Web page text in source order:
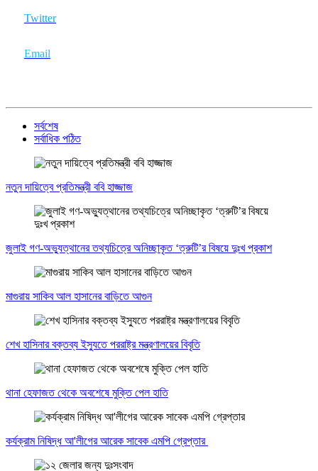
Twitter
Email
সর্বশেষ
সর্বাধিক পঠিত
নতুন দায়িত্বে প্রতিমন্ত্রী ববি হাজ্জাজ
জুলাই গণ-অভ্যুত্থানের তথ্যচিত্রে অনিচ্ছাকৃত ‘ত্রুটি’র বিষয়ে দুঃখ প্রকাশ
মাগুরায় সাকিব আল হাসানের বাড়িতে আগুন
শেখ হাসিনার বক্তব্য ইস্যুতে পররাষ্ট্র মন্ত্রণালয়ের বিবৃতি
থানা হেফাজত থেকে অবশেষে মুক্তি পেল হাতি
কর্যক্রাম নিষিদ্ধ আ'লীগের আরেক সাবেক এমপি গ্রেপ্তার